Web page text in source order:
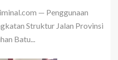
— Penggunaan
Struktur Jalan Provinsi
Batu...